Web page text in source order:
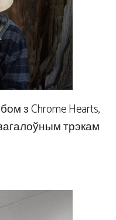
з Chrome Hearts,
трэкам